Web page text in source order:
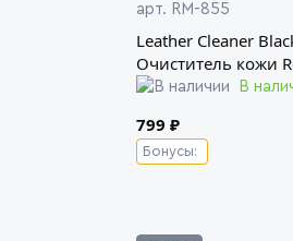
арт. RM-855
Leather Cleaner
Очиститель кожи
В
799 ₽
Бонусы: